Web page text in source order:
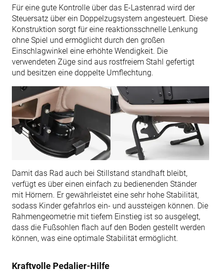
Für eine gute Kontrolle über das E-Lastenrad wird der
Steuersatz über ein Doppelzugsystem angesteuert. Diese
Konstruktion sorgt für eine reaktionsschnelle Lenkung
ohne Spiel und ermöglicht durch den großen
Einschlagwinkel eine erhöhte Wendigkeit. Die
verwendeten Züge sind aus rostfreiem Stahl gefertigt
und besitzen eine doppelte Umflechtung.
Damit das Rad auch bei Stillstand standhaft bleibt,
verfügt es über einen einfach zu bedienenden Ständer
mit Hörnern. Er gewährleistet eine sehr hohe Stabilität,
sodass Kinder gefahrlos ein- und aussteigen können. Die
Rahmengeometrie mit tiefem Einstieg ist so ausgelegt,
dass die Fußsohlen flach auf den Boden gestellt werden
können, was eine optimale Stabilität ermöglicht.
Kraftvolle Pedalier-Hilfe